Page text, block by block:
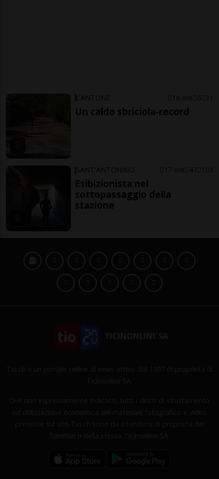
CANTONE 16 ore 6 31
Un caldo sbriciola-record
SANT'ANTONINO 17 ore 47 103
Esibizionista nel
sottopassaggio della
stazione